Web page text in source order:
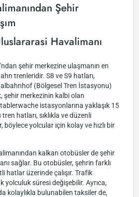
Şehir
Havalimanı
şehir merkezine ulaşmanın en
trenleridir. S8 ve S9 hatları,
(Bölgesel Tren İstasyonu)
şehir merkezinin kalbi olan
istasyonlarına yaklaşık 15
hatları, sıklıkla ve düzenli
böylece yolcular için kolay ve hızlı bir
kalkan otobüsler de şehir
sağlar. Bu otobüsler, şehrin farklı
hatlar üzerinde çalışır. Trafik
yolculuk süresi değişebilir. Ayrıca,
kolaylıkla bulunabilen taksiler de,